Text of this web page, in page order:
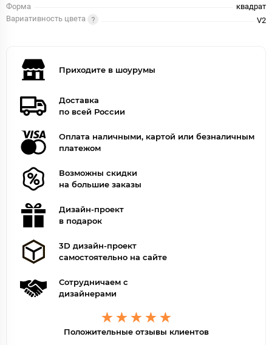
Форма
квадрат
Вариативность цвета
V2
Приходите в шоурумы
Доставка
по всей России
Оплата наличными, картой или безналичным
платежом
Возможны скидки
на большие заказы
Дизайн-проект
в подарок
3D дизайн-проект
самостоятельно на сайте
Сотрудничаем с
дизайнерами
Положительные отзывы клиентов